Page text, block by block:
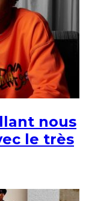
nous
le très